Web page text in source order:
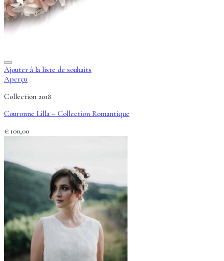
Ajouter à la liste de souhaits
Aperçu
Collection 2018
Couronne Lilla – Collection Romantique
€ 100,00